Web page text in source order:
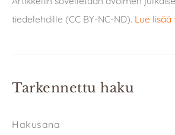
tiedelehdille (CC BY-NC-ND). Lue lisää
Tarkennettu haku
Hakusana